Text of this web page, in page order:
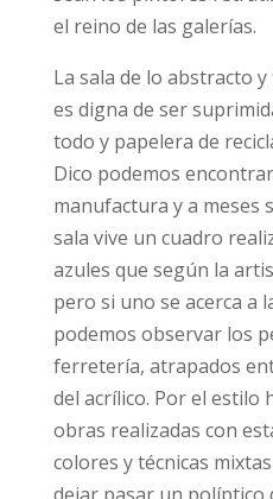
el reino de las galerías.
La sala de lo abstracto
es digna de ser
todo y papelera de
Dico podemos
manufactura y a meses
sala vive un cuadro
azules que según la
pero si uno se acerca a
podemos observar los
ferretería, atrapados
del acrílico. Por el estilo
obras realizadas con
colores y técnicas